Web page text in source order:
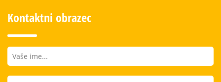
Kontaktni obrazec